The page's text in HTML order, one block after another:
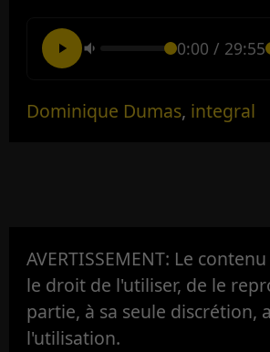
0:00 / 29:55
Dominique Dumas, integral
AVERTISSEMENT: Le
le droit de l'utiliser, de le
partie, à sa seule discrétion,
l'utilisation.